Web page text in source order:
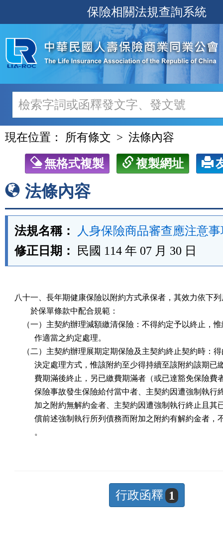
至
主
內
容
保險相關法規查詢系統
現在位置： 所有條文 法條內容
無格式複製 複製網址
法條內容
法規名稱：
人身保險商品審查應注意
修正日期：
民國 114 年 07 月 30 日
八十一、長年期健康保險以附約方式承保者，其效力依下
        於保單條款中配合規範：
（一）主契約辦理減額繳清保險：不得約定予以終止，
          作適當之約定處理。
（二）主契約辦理展期定期保險及主契約終止契約時：
決定處理方式，惟該附約至少得持續至該附約該期已
費期滿後終止，另已繳費期滿者（或已達豁免保險費
保險事故發生保險給付當中者、主契約因遭強制執行
加之附約無解約金者、主契約因遭強制執行終止且其
償前述強制執行所列債務而附加之附約有解約金者，
          。
行政函釋 1